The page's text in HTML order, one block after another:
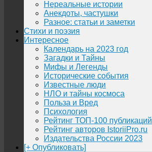
Нереальные истории
Анекдоты, частушки
Разное: статьи и заметки
Стихи и поэзия
Интересное
Календарь на 2023 год
Загадки и Тайны
Мифы и Легенды
Исторические события
Известные люди
НЛО и тайны космоса
Польза и Вред
Психология
Рейтинг ТОП-100 публикаций
Рейтинг авторов IstoriiPro.ru
Издательства России 2023
[+ Опубликовать]